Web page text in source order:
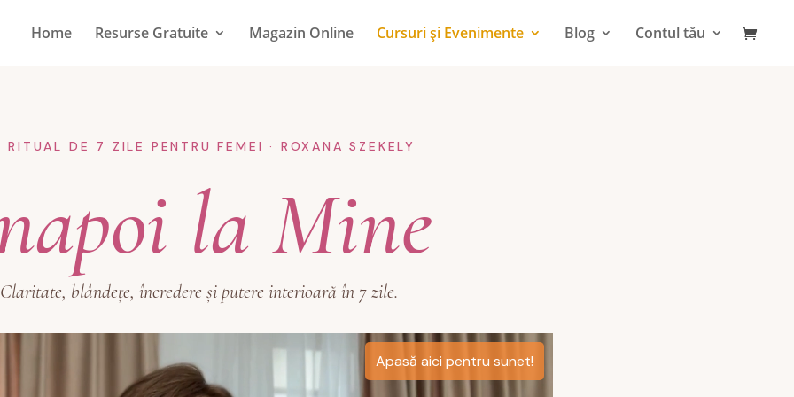
Home Resurse Gratuite Magazin Online Cursuri și Evenimente Blog Contul tău
RITUAL DE 7 ZILE PENTRU FEMEI · ROXANA SZEKELY
la Mine
Claritate, blândețe, încredere și putere interioară în 7 zile.
Apasă aici pentru sunet!